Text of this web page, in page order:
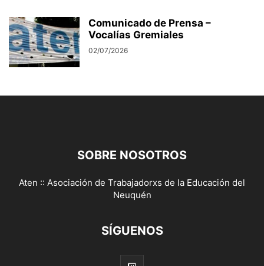
Comunicado de Prensa –
Vocalías Gremiales
02/07/2026
SOBRE NOSOTROS
Aten :: Asociación de Trabajadorxs de la Educación del
Neuquén
SÍGUENOS